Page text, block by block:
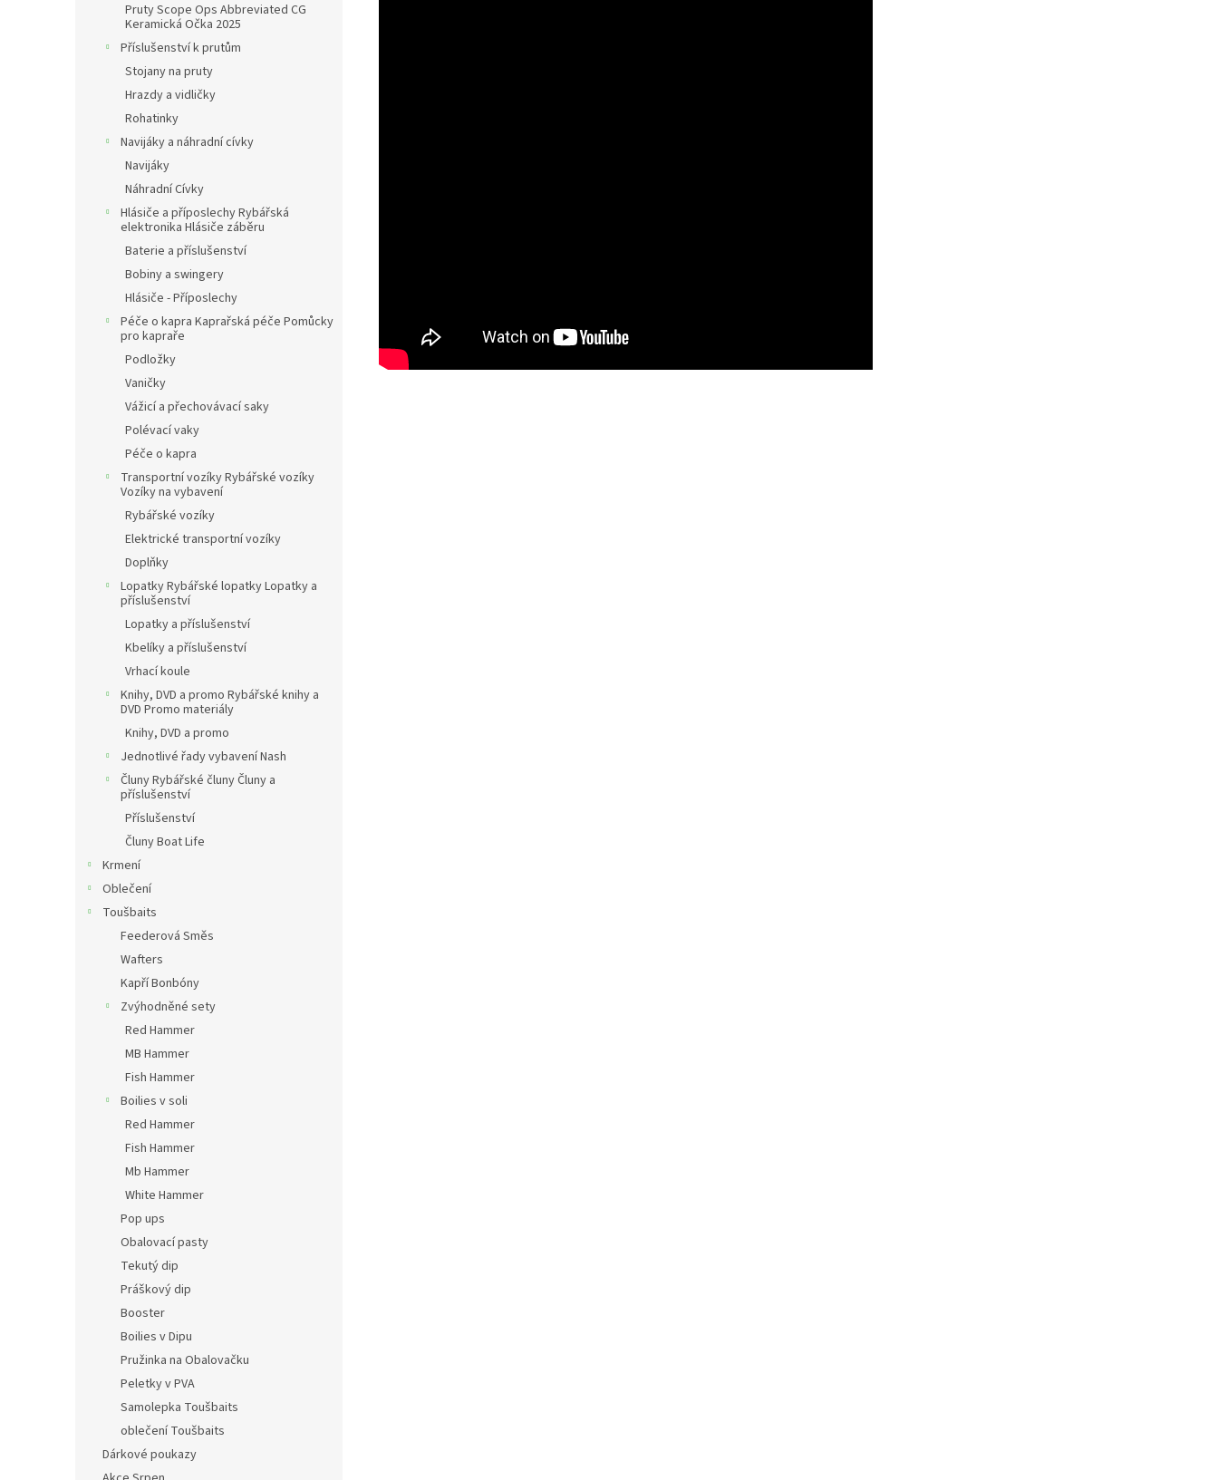
Pruty Scope Ops Abbreviated CG
Keramická Očka 2025
Příslušenství k prutům
Stojany na pruty
Hrazdy a vidličky
Rohatinky
Navijáky a náhradní cívky
Navijáky
Náhradní Cívky
Hlásiče a příposlechy Rybářská
elektronika Hlásiče záběru
Baterie a příslušenství
Bobiny a swingery
Hlásiče - Příposlechy
Péče o kapra Kaprařská péče Pomůcky
pro kapraře
Podložky
Vaničky
Vážicí a přechovávací saky
Polévací vaky
Péče o kapra
Transportní vozíky Rybářské vozíky
Vozíky na vybavení
Rybářské vozíky
Elektrické transportní vozíky
Doplňky
Lopatky Rybářské lopatky Lopatky a
příslušenství
Lopatky a příslušenství
Kbelíky a příslušenství
Vrhací koule
Knihy, DVD a promo Rybářské knihy a
DVD Promo materiály
Knihy, DVD a promo
Jednotlivé řady vybavení Nash
Čluny Rybářské čluny Čluny a
příslušenství
Příslušenství
Čluny Boat Life
Krmení
Oblečení
Toušbaits
Feederová Směs
Wafters
Kapří Bonbóny
Zvýhodněné sety
Red Hammer
MB Hammer
Fish Hammer
Boilies v soli
Red Hammer
Fish Hammer
Mb Hammer
White Hammer
Pop ups
Obalovací pasty
Tekutý dip
Práškový dip
Booster
Boilies v Dipu
Pružinka na Obalovačku
Peletky v PVA
Samolepka Toušbaits
oblečení Toušbaits
Dárkové poukazy